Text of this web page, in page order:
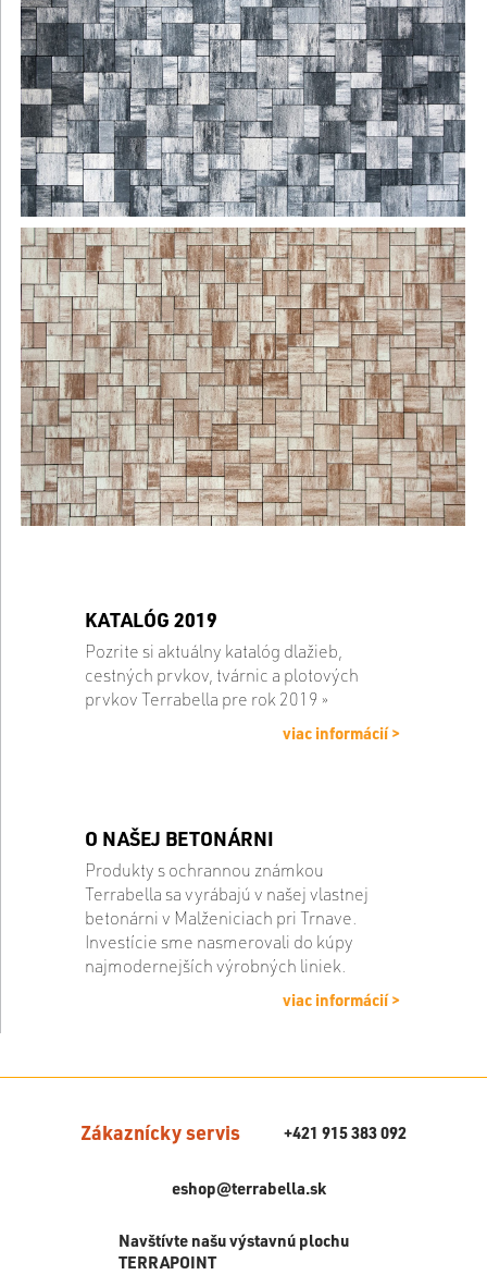
KATALÓG 2019
Pozrite si aktuálny katalóg dlažieb,
cestných prvkov, tvárnic a plotových
prvkov Terrabella pre rok 2019 »
viac informácií >
O NAŠEJ BETONÁRNI
Produkty s ochrannou známkou
Terrabella sa vyrábajú v našej vlastnej
betonárni v Malženiciach pri Trnave.
Investície sme nasmerovali do kúpy
najmodernejších výrobných liniek.
viac informácií >
Zákaznícky servis +421 915 383 092
eshop@terrabella.sk
Navštívte našu výstavnú plochu
TERRAPOINT